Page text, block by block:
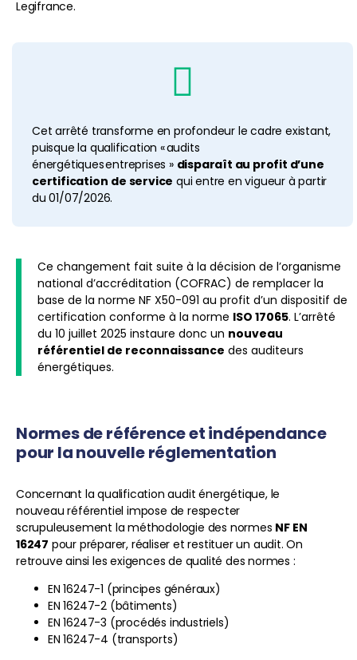
Legifrance.
Cet arrêté transforme en profondeur le cadre existant,
puisque la qualification « audits
énergétiques entreprises » disparaît au profit d’une
certification de service qui entre en vigueur à partir
du 01/07/2026.
Ce changement fait suite à la décision de l’organisme
national d’accréditation (COFRAC) de remplacer la
base de la norme NF X50-091 au profit d’un dispositif de
certification conforme à la norme ISO 17065. L’arrêté
du 10 juillet 2025 instaure donc un nouveau
référentiel de reconnaissance des auditeurs
énergétiques.
Normes de référence et indépendance
pour la nouvelle réglementation
Concernant la qualification audit énergétique, le
nouveau référentiel impose de respecter
scrupuleusement la méthodologie des normes NF EN
16247 pour préparer, réaliser et restituer un audit. On
retrouve ainsi les exigences de qualité des normes :
EN 16247-1 (principes généraux)
EN 16247-2 (bâtiments)
EN 16247-3 (procédés industriels)
EN 16247-4 (transports)